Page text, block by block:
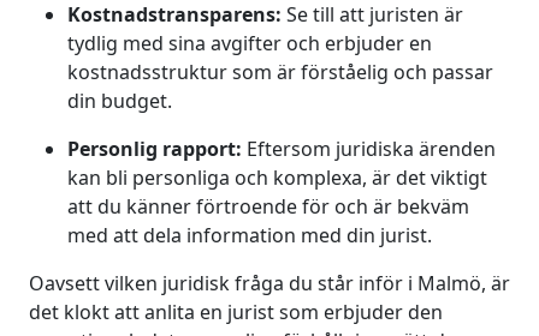
Kostnadstransparens: Se till att juristen är
tydlig med sina avgifter och erbjuder en
kostnadsstruktur som är förståelig och passar
din budget.
Personlig rapport: Eftersom juridiska ärenden
kan bli personliga och komplexa, är det viktigt
att du känner förtroende för och är bekväm
med att dela information med din jurist.
Oavsett vilken juridisk fråga du står inför i Malmö, är
det klokt att anlita en jurist som erbjuder den